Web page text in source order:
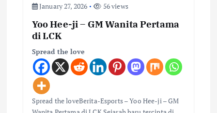
January 27, 2026
56 views
Yoo Hee-ji – GM Wanita Pertama
di LCK
Spread the love
Spread the loveBerita-Esports – Yoo Hee-ji – GM